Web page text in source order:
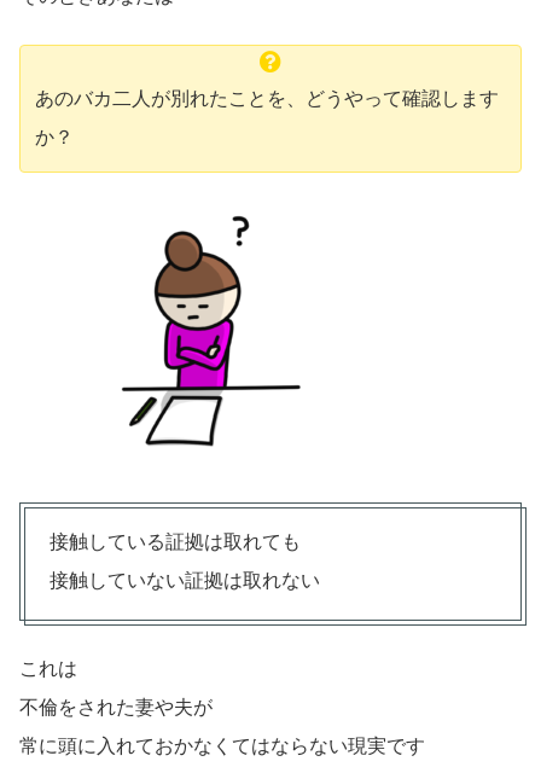
あのバカ二人が別れたことを、どうやって確認します
か？
接触している証拠は取れても
接触していない証拠は取れない
これは
不倫をされた妻や夫が
常に頭に入れておかなくてはならない現実です